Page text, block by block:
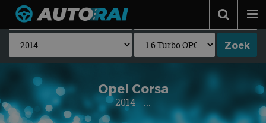
Autonieuws
Podcast
Autotests
Automerken
Opel Corsa
2014 - ...